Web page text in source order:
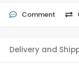
Comment
Delivery and